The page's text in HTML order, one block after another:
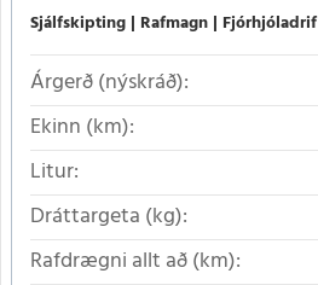
Sjálfskipting Rafmagn Fjórhjóladrif
Árgerð (nýskráð):
Ekinn (km):
Litur:
Dráttargeta (kg):
Rafdrægni allt að (km):